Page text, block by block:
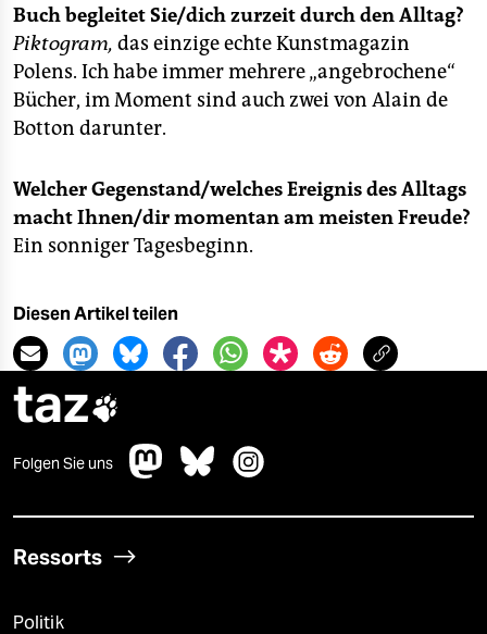
Buch begleitet Sie/dich zurzeit durch den Alltag?
Piktogram, das einzige echte Kunstmagazin
Polens. Ich habe immer mehrere „angebrochene“
Bücher, im Moment sind auch zwei von Alain de
Botton darunter.
Welcher Gegenstand/welches Ereignis des Alltags
macht Ihnen/dir momentan am meisten Freude?
Ein sonniger Tagesbeginn.
Diesen Artikel teilen
taz
Folgen Sie uns
Ressorts
Politik